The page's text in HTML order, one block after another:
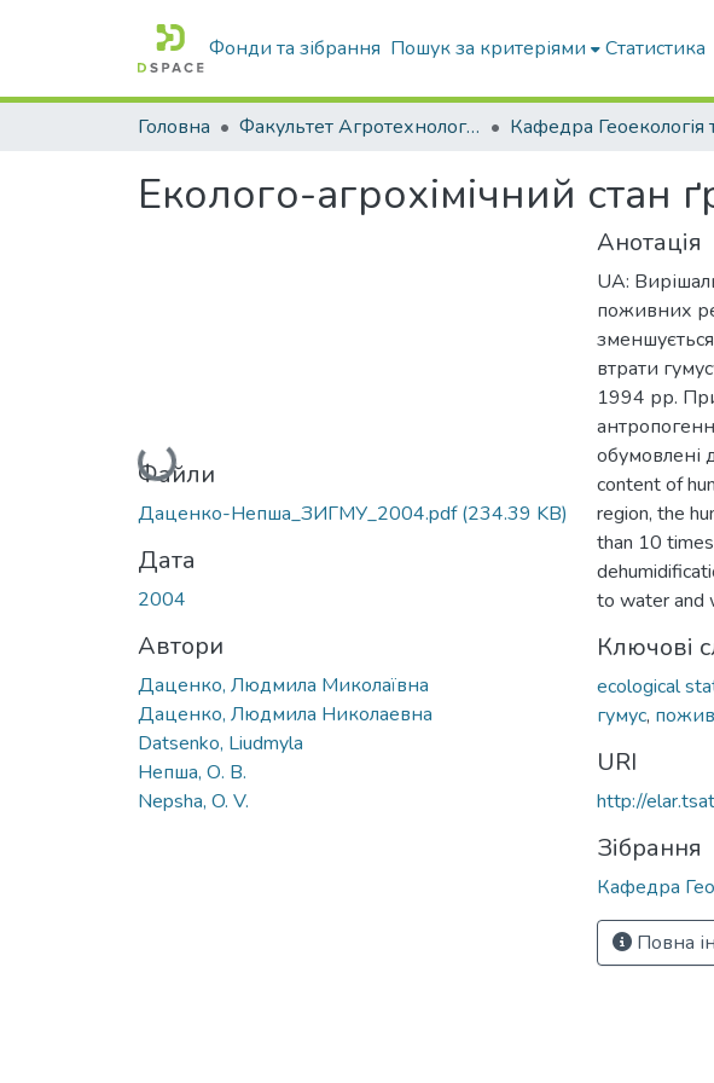
Фонди та зібрання Пошук за критеріями Статистика
Головна Факультет Агротехнологій та екології
Еколого-агрохімічний стан
Вантажиться...
Файли
Даценко-Непша_ЗИГМУ_2004.pdf(234.39 KB)
Дата
2004
Автори
Даценко, Людмила Миколаївна
Даценко, Людмила Николаевна
Datsenko, Liudmyla
Непша, О. В.
Nepsha, O. V.
Анотація
UA:
поживних
втрати
1994 рр.
обумовлені
content of
region, the
than 10
to water and
Ключові
ecological
гумус,
URI
http://
Зібрання
Кафедра
Повна